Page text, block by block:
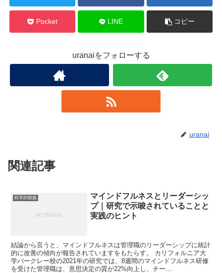
Pocket LINE コピー
uranaiをフォローする
uranai
関連記事
科学的根拠
マインドフルネスとリーダーシッ
プ｜研究で示唆されていることと
実践のヒント
結論から言うと、マインドフルネスは管理職のリーダーシップに統計
的に改善の傾向が報告されていますをもたらす。 カリフォルニア大
学バークレー校の2021年の研究では、8週間のマインドフルネス研修
を受けた管理職は、意思決定の質が22%向上し、チー...